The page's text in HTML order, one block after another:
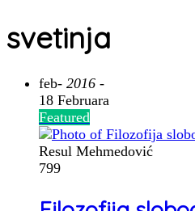
svetinja
feb- 2016 -
18 Februara
Featured
Resul Mehmedović
799